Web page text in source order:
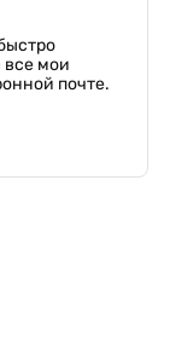
все мои
почте.